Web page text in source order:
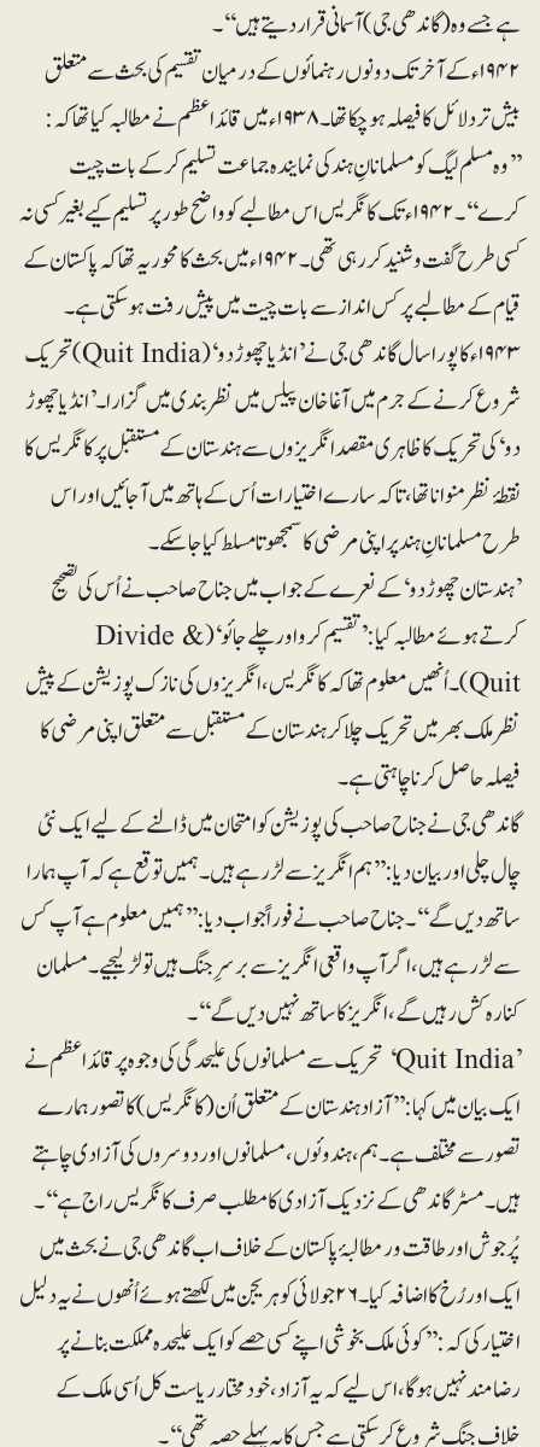
ہے جسے وہ (گاندھی جی) آسمانی قرار دیتے ہیں‘‘۔
۱۹۴۲ء کے آخر تک دونوں رہنمائوں کے درمیان تقسیم کی بحث سے متعلق
بیش تر دلائل کا فیصلہ ہوچکا تھا۔ ۱۹۳۸ء میں قائداعظم نے مطالبہ کیا تھا کہ:
’’وہ مسلم لیگ کو مسلمانانِ ہند کی نمایندہ جماعت تسلیم کرکے بات چیت
کرے‘‘۔ ۱۹۴۲ء تک کانگریس اس مطالبے کو واضح طور پر تسلیم کیے بغیر کسی نہ
کسی طرح گفت و شنید کر رہی تھی۔ ۱۹۴۲ء میں بحث کا محور یہ تھا کہ پاکستان کے
قیام کے مطالبے پر کس انداز سے بات چیت میں پیش رفت ہوسکتی ہے۔
۱۹۴۳ء کا پور ا سال گاندھی جی نے ’انڈیا چھوڑ دو‘ (Quit India) تحریک
شروع کرنے کے جرم میں آغاخان پیلس میں نظربندی میں گزارا۔ ’انڈیا چھوڑ
دو‘ کی تحریک کا ظاہری مقصد انگریزوں سے ہندستان کے مستقبل پر کانگریس کا
نقطۂ نظر منوانا تھا، تاکہ سارے اختیارات اُس کے ہاتھ میں آجائیں اور اس
طرح مسلمانانِ ہند پر اپنی مرضی کا سمجھوتا مسلط کیا جاسکے۔
’ہندستان چھوڑ دو‘ کے نعرے کے جواب میں جناح صاحب نے اُس کی تصحیح
کرتے ہوئے مطالبہ کیا : ’تقسیم کرو اور چلے جائو‘ (Divide &
Quit)۔ اُنھیں معلوم تھا کہ کانگریس، انگریزوں کی نازک پوزیشن کے پیش
نظر ملک بھر میں تحریک چلا کر ہندستان کے مستقبل سے متعلق اپنی مرضی کا
فیصلہ حاصل کرنا چاہتی ہے۔
گاندھی جی نے جناح صاحب کی پوزیشن کو امتحان میں ڈالنے کے لیے ایک نئی
چال چلی اور بیان دیا: ’’ہم انگریز سے لڑ رہے ہیں۔ہمیں توقع ہے کہ آپ ہمارا
ساتھ دیں گے‘‘۔ جناح صاحب نے فوراً جواب دیا:’’ہمیں معلوم ہے آپ کس
سے لڑ رہے ہیں، اگر آپ واقعی انگریز سے برسرِ جنگ ہیں تو لڑ لیجیے۔ مسلمان
کنارہ کش رہیں گے، انگریز کا ساتھ نہیں دیں گے‘‘۔
’Quit India‘ تحریک سے مسلمانوں کی علیحدگی کی وجوہ پر قائداعظم نے
ایک بیان میں کہا: ’’آزاد ہندستان کے متعلق اُن (کانگریس) کا تصور ہمارے
تصور سے مختلف ہے۔ ہم، ہندوئوں، مسلمانوں اور دوسروں کی آزادی چاہتے
ہیں۔ مسٹر گاندھی کے نزدیک آزادی کا مطلب صرف کانگریس راج ہے‘‘۔
پُرجوش اور طاقت ور مطالبۂ پاکستان کے خلاف اب گاندھی جی نے بحث میں
ایک اور رُخ کا اضافہ کیا۔ ۲۶ جولائی کو ہریجن میں لکھتے ہوئے اُنھوں نے یہ دلیل
اختیار کی کہ: ’’کوئی ملک بخوشی اپنے کسی حصے کو ایک علیحدہ مملکت بنانے پر
رضامند نہیں ہوگا، اس لیے کہ یہ آزاد، خودمختار ریاست کل اُسی ملک کے
خلاف جنگ شروع کر سکتی ہے جس کا یہ پہلے حصہ تھی‘‘۔